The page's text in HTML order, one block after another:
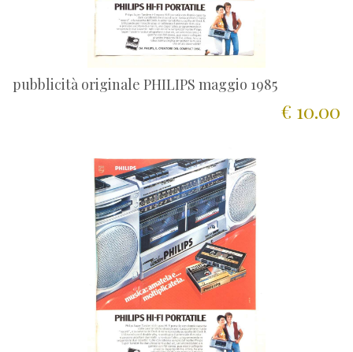
pubblicità originale PHILIPS maggio 1985
€ 10.00